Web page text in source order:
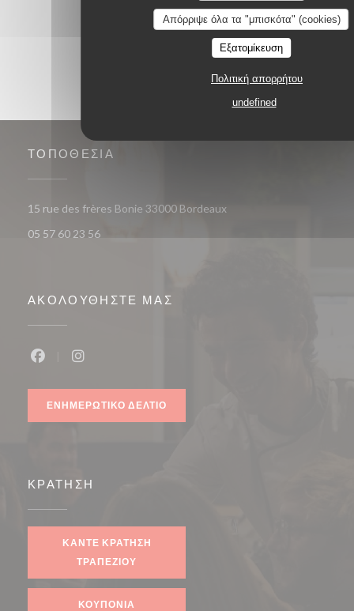
Απόρριψε όλα τα "μπισκότα" (cookies)
Εξατομίκευση
Πολιτική απορρήτου
undefined
ΤΟΠΟΘΕΣΊΑ
15 rue des frères Bonie 33000 Bordeaux((ανοίγει σε νέο
05 57 60 23 56
ΑΚΟΛΟΥΘΉΣΤΕ ΜΑΣ
ΕΝΗΜΕΡΩΤΙΚΌ ΔΕΛΤΊΟ
ΚΡΆΤΗΣΗ
ΚΆΝΤΕ ΚΡΆΤΗΣΗ
ΤΡΑΠΕΖΙΟΎ
ΚΟΥΠΌΝΙΑ